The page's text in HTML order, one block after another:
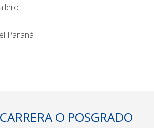
Paraná
O POSGRADO